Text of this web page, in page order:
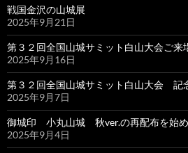
戦国金沢の山城展
2025年9月21日
第３２回全国山城サミット白山大会ご来
2025年9月16日
第３２回全国山城サミット白山大会 記
2025年9月7日
御城印 小丸山城 秋ver.の再配布を始
2025年9月4日